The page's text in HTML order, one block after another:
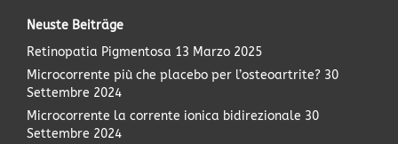
Neuste Beiträge
Retinopatia Pigmentosa 13 Marzo 2025
Microcorrente più che placebo per l’osteoartrite? 30
Settembre 2024
Microcorrente la corrente ionica bidirezionale 30
Settembre 2024